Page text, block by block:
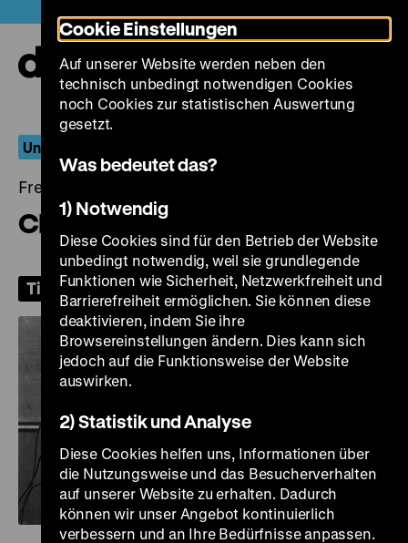
zum
Seiteninhalt
springen
Unfaithfully Yours
Freitag, 20. März 2026, 20.00 Uhr
Christmas in July
Tickets
Cookie Einstellungen
Auf unserer Website werden neben den
technisch unbedingt notwendigen Cookies
noch Cookies zur statistischen Auswertung
gesetzt.
Was bedeutet das?
1) Notwendig
Diese Cookies sind für den Betrieb der Website
unbedingt notwendig, weil sie grundlegende
Funktionen wie Sicherheit, Netzwerkfreiheit und
Barrierefreiheit ermöglichen. Sie können diese
deaktivieren, indem Sie ihre
Browsereinstellungen ändern. Dies kann sich
jedoch auf die Funktionsweise der Website
auswirken.
2) Statistik und Analyse
Diese Cookies helfen uns, Informationen über
die Nutzungsweise und das Besucherverhalten
auf unserer Website zu erhalten. Dadurch
können wir unser Angebot kontinuierlich
verbessern und an Ihre Bedürfnisse anpassen.